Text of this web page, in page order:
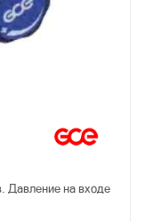
Давление на входе